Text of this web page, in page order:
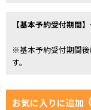
【基本予約受付期間
※基本予約受付期間
す。
お気に入りに追加